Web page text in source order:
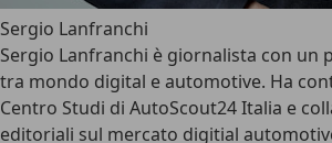
Sergio Lanfranchi
Sergio Lanfranchi è giornalista con un
tra mondo digital e automotive. Ha
Centro Studi di AutoScout24 Italia e
editoriali sul mercato digitial